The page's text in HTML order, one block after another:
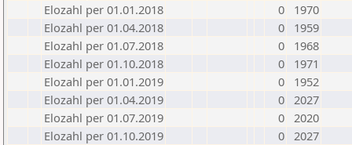
Elozahl per 01.01.2018
0
1970
Elozahl per 01.04.2018
0
1959
Elozahl per 01.07.2018
0
1968
Elozahl per 01.10.2018
0
1971
Elozahl per 01.01.2019
0
1952
Elozahl per 01.04.2019
0 2027
Elozahl per 01.07.2019
0 2020
Elozahl per 01.10.2019
0 2027